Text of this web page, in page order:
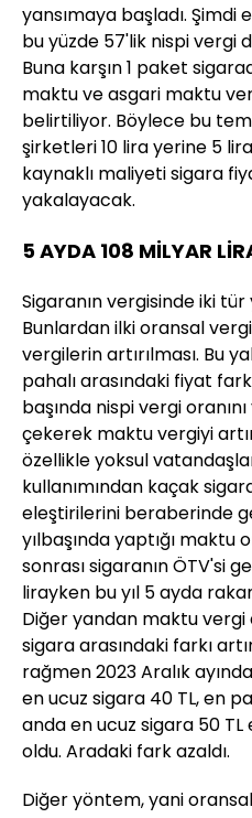
yansımaya başladı.
bu yüzde 57'lik nispi vergi
Buna karşın 1 paket
maktu ve asgari maktu
belirtiliyor. Böylece bu
şirketleri 10 lira yerine 5
kaynaklı maliyeti sigara
yakalayacak.
5 AYDA 108 MİLYAR
Sigaranın vergisinde iki tür
Bunlardan ilki oransal
vergilerin artırılması. Bu
pahalı arasındaki fiyat
başında nispi vergi
çekerek maktu vergiyi
özellikle yoksul
kullanımından kaçak
eleştirilerini beraberinde
yılbaşında yaptığı maktu
sonrası sigaranın ÖTV'si
lirayken bu yıl 5 ayda
Diğer yandan maktu vergi
sigara arasındaki farkı
rağmen 2023 Aralık
en ucuz sigara 40 TL, en
anda en ucuz sigara 50 TL
oldu. Aradaki fark azaldı.
Diğer yöntem, yani